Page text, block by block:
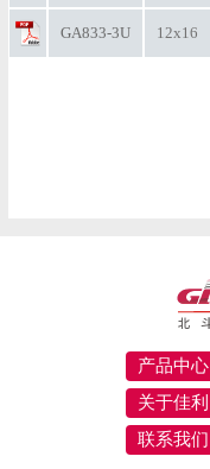
GA833-3U 12x16
产品中心
关于佳利
联系我们